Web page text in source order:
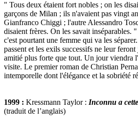
" Tous deux étaient fort nobles ; on les
garçons de Milan ; ils n'avaient pas vingt
Gianfranco Chiggi ; l'autre Alessandro
disaient frères. On les savait inséparables.
c'est pourtant une femme qui va les
passent et les exils successifs ne leur
amitié plus forte que tout. Un jour viendra
visite. Le premier roman de Christian
intemporelle dont l'élégance et la sobriété
1999 : Kressmann Taylor : Inconnu a
(traduit de l’anglais)